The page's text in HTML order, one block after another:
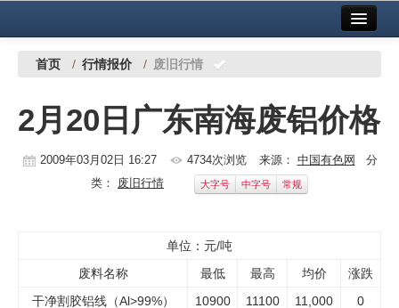
中国有色金属报社主办 广告服务
铜镍铅锌
铝
首页 / 行情报价 / 废旧行情
2月20日广东南海废铝价格
2009年03月02日 16:27 4734次浏览 来源： 中国有色网 分
类： 废旧行情 大字号 中字号 常规
单位：元/吨
废料名称
最低 最高 均价
涨跌
干净割胶铝线（Al>99%）
10900 11100 11,000
0